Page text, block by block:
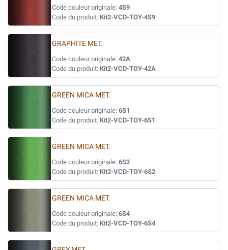
Code couleur originale: 4S9
Code du produit: Kit2-VCD-TOY-4S9
GRAPHITE MET.
Code couleur originale: 42A
Code du produit: Kit2-VCD-TOY-42A
GREEN MICA MET.
Code couleur originale: 6S1
Code du produit: Kit2-VCD-TOY-6S1
GREEN MICA MET.
Code couleur originale: 6S2
Code du produit: Kit2-VCD-TOY-6S2
GREEN MICA MET.
Code couleur originale: 6S4
Code du produit: Kit2-VCD-TOY-6S4